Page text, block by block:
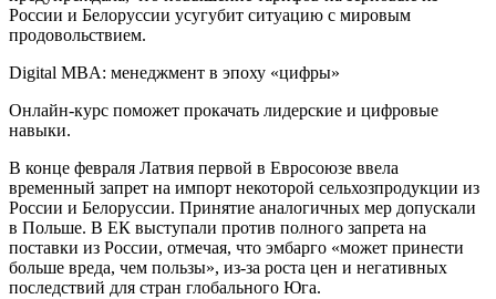
России и Белоруссии усугубит ситуацию с мировым
продовольствием.
Digital MBA: менеджмент в эпоху «цифры»
Онлайн-курс поможет прокачать лидерские и цифровые
навыки.
В конце февраля Латвия первой в Евросоюзе ввела
временный запрет на импорт некоторой сельхозпродукции из
России и Белоруссии. Принятие аналогичных мер допускали
в Польше. В ЕК выступали против полного запрета на
поставки из России, отмечая, что эмбарго «может принести
больше вреда, чем пользы», из-за роста цен и негативных
последствий для стран глобального Юга.